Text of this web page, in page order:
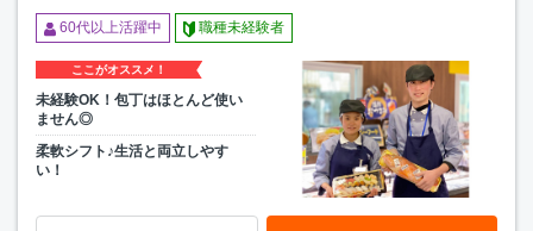
60代以上活躍中 職種未経験者
ここがオススメ！
未経験OK！包丁はほとんど使い
ません◎
柔軟シフト♪生活と両立しやす
い！